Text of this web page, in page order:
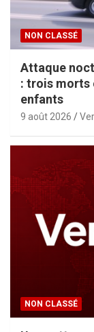
NON CLASSÉ
Attaque
: trois morts
enfants
9 août 2026
NON CLASSÉ